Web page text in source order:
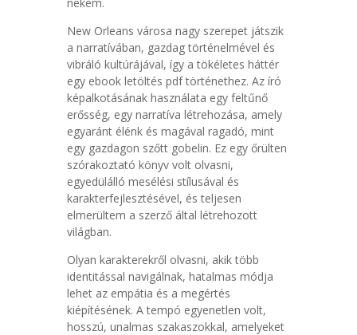
New Orleans városa nagy szerepet játszik
a narratívában, gazdag történelmével és
vibráló kultúrájával, így a tökéletes háttér
egy ebook letöltés pdf történethez. Az író
képalkotásának használata egy feltűnő
erősség, egy narratíva létrehozása, amely
egyaránt élénk és magával ragadó, mint
egy gazdagon szőtt gobelin. Ez egy őrülten
szórakoztató könyv volt olvasni,
egyedülálló mesélési stílusával és
karakterfejlesztésével, és teljesen
elmerültem a szerző által létrehozott
világban.
Olyan karakterekről olvasni, akik több
identitással navigálnak, hatalmas módja
lehet az empátia és a megértés
kiépítésének. A tempó egyenetlen volt,
hosszú, unalmas szakaszokkal, amelyeket